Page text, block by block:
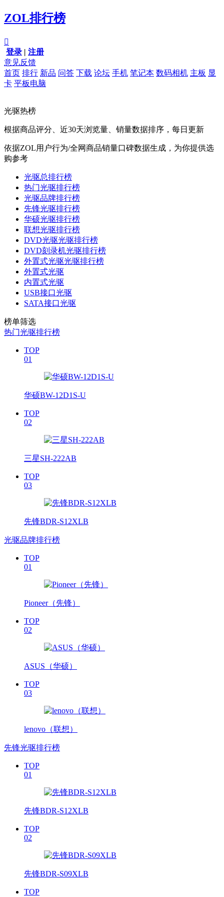
ZOL排行榜

登录 | 注册
意见反馈
首页 排行 新品 问答 下载 论坛 手机 笔记本 数码相机 主板 显
卡 平板电脑
光驱热榜
根据商品评分、近30天浏览量、销量数据排序，每日更新
依据ZOL用户行为/全网商品销量口碑数据生成，为你提供选
购参考
光驱总排行榜
热门光驱排行榜
光驱品牌排行榜
先锋光驱排行榜
华硕光驱排行榜
联想光驱排行榜
DVD光驱光驱排行榜
DVD刻录机光驱排行榜
外置式光驱光驱排行榜
外置式光驱
内置式光驱
USB接口光驱
SATA接口光驱
榜单筛选
热门光驱排行榜
TOP
01
华硕BW-12D1S-U
TOP
02
三星SH-222AB
TOP
03
先锋BDR-S12XLB
光驱品牌排行榜
TOP
01
Pioneer（先锋）
TOP
02
ASUS（华硕）
TOP
03
lenovo（联想）
先锋光驱排行榜
TOP
01
先锋BDR-S12XLB
TOP
02
先锋BDR-S09XLB
TOP